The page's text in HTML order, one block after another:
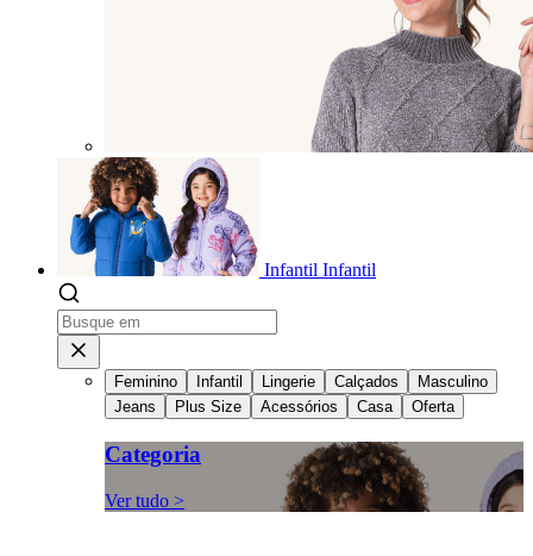
Infantil Infantil
Feminino Infantil Lingerie Calçados
Masculino
Jeans
Plus Size Acessórios Casa Oferta
Categoria
Ver tudo >